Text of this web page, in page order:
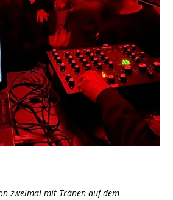
zweimal mit Tränen auf dem